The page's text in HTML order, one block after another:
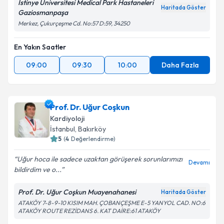
Metni'ni okudum ve kişisel verilerimin belirtilen
kapsamda işlenmesini kabul ediyorum.
İstinye Üniversitesi Medical Park Hastaneleri
Gaziosmanpaşa
Haritada Göster
Merkez, Çukurçeşme Cd. No:57 D:59, 34250
En Yakın Saatler
09:00
09:30 10:00 Daha Fazla
Prof. Dr. Uğur Coşkun
Kardiyoloji
İstanbul, Bakırköy
5 (4 Değerlendirme)
Uğur hoca ile sadece uzaktan görüşerek sorunlarımızı
bildirdim ve o...
Devamı
Prof. Dr. Uğur Coşkun Muayenahanesi Haritada Göster
ATAKÖY 7-8-9-10 KISIM MAH. ÇOBANÇEŞME E-5 YANYOL CAD. NO:6
ATAKÖY ROUTE REZİDANS 6. KAT DAİRE:61 ATAKÖY